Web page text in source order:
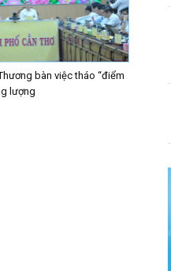
bàn việc tháo “điểm
lượng